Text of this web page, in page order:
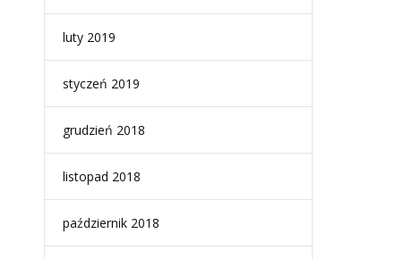
luty 2019
styczeń 2019
grudzień 2018
listopad 2018
październik 2018